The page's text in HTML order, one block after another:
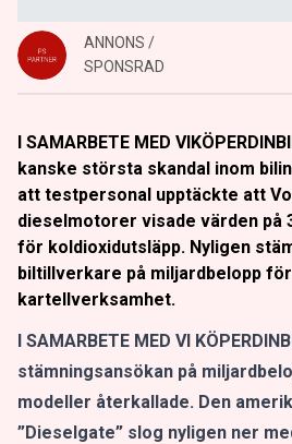
ANNONS /
SPONSRAD
I SAMARBETE MED
kanske största skandal inom
att testpersonal upptäckte att
dieselmotorer visade värden på
för koldioxidutsläpp. Nyligen
biltillverkare på miljardbelopp
kartellverksamhet.
I SAMARBETE MED VI
stämningsansökan på
modeller återkallade. Den
”Dieselgate” slog nyligen ner